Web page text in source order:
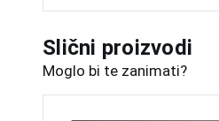
Slični proizvodi
Moglo bi te zanimati?